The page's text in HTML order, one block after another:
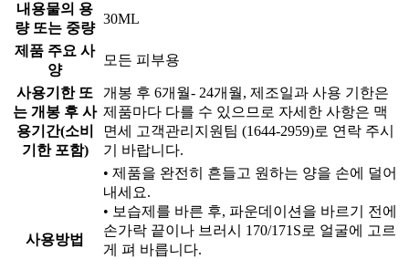
내용물의 용
량 또는 중량
30ML
제품 주요 사
양
모든 피부용
사용기한 또
는 개봉 후 사
용기간(소비
기한 포함)
개봉 후 6개월- 24개월, 제조일과 사용 기한은
제품마다 다를 수 있으므로 자세한 사항은 맥
면세 고객관리지원팀 (1644-2959)로 연락 주시
기 바랍니다.
사용방법
• 제품을 완전히 흔들고 원하는 양을 손에 덜어
내세요.
• 보습제를 바른 후, 파운데이션을 바르기 전에
손가락 끝이나 브러시 170/171S로 얼굴에 고르
게 펴 바릅니다.